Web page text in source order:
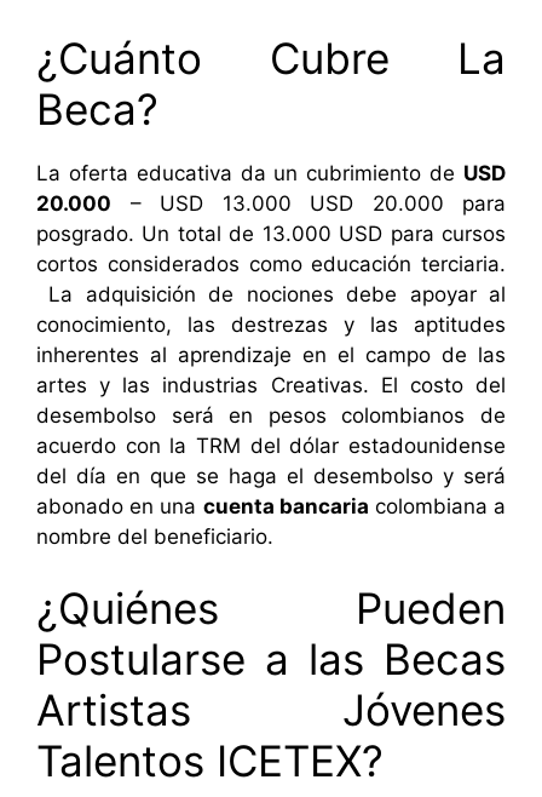
¿Cuánto Cubre La
Beca?
La oferta educativa da un cubrimiento de USD
20.000 – USD 13.000 USD 20.000 para
posgrado. Un total de 13.000 USD para cursos
cortos considerados como educación terciaria.
La adquisición de nociones debe apoyar al
conocimiento, las destrezas y las aptitudes
inherentes al aprendizaje en el campo de las
artes y las industrias Creativas. El costo del
desembolso será en pesos colombianos de
acuerdo con la TRM del dólar estadounidense
del día en que se haga el desembolso y será
abonado en una cuenta bancaria colombiana a
nombre del beneficiario.
¿Quiénes Pueden
Postularse a las Becas
Artistas Jóvenes
Talentos ICETEX?